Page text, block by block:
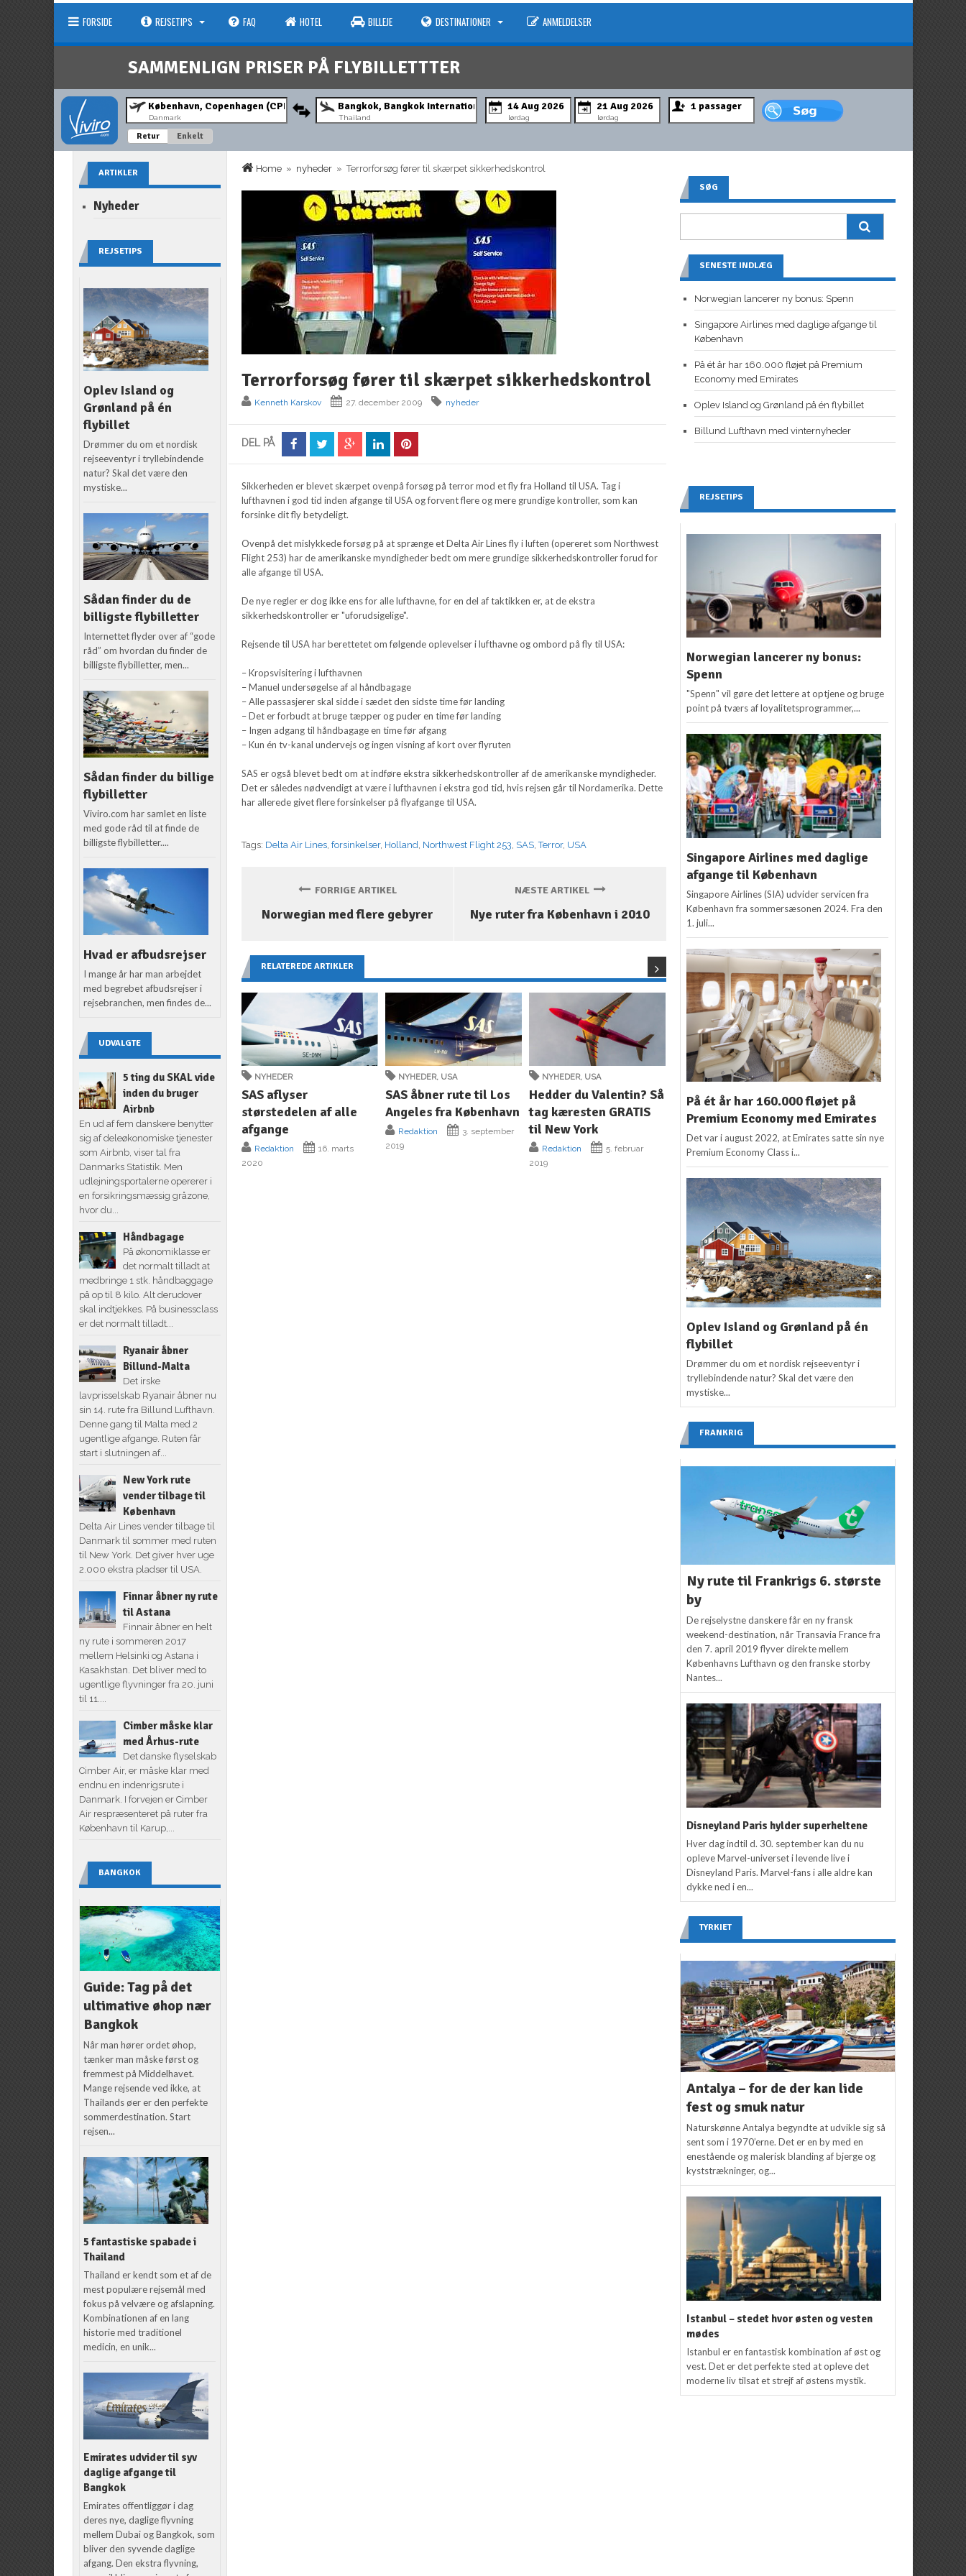
FORSIDE REJSETIPS FAQ HOTEL BILLEJE DESTINATIONER ANMELDELSER
SAMMENLIGN PRISER PÅ FLYBILLETTTER
Danmark Thailand lørdag lørdag
Retur Enkelt
Home » nyheder » Terrorforsøg fører til skærpet sikkerhedskontrol
Terrorforsøg fører til skærpet sikkerhedskontrol
Kenneth Karskov 27. december 2009 nyheder
DEL PÅ
Sikkerheden er blevet skærpet ovenpå forsøg på terror mod et fly fra Holland til USA. Tag i
lufthavnen i god tid inden afgange til USA og forvent flere og mere grundige kontroller, som kan
forsinke dit fly betydeligt.
Ovenpå det mislykkede forsøg på at sprænge et Delta Air Lines fly i luften (opereret som Northwest
Flight 253) har de amerikanske myndigheder bedt om mere grundige sikkerhedskontroller forud for
alle afgange til USA.
De nye regler er dog ikke ens for alle lufthavne, for en del af taktikken er, at de ekstra
sikkerhedskontroller er "uforudsigelige".
Rejsende til USA har berettetet om følgende oplevelser i lufthavne og ombord på fly til USA:
– Kropsvisitering i lufthavnen
– Manuel undersøgelse af al håndbagage
– Alle passasjerer skal sidde i sædet den sidste time før landing
– Det er forbudt at bruge tæpper og puder en time før landing
– Ingen adgang til håndbagage en time før afgang
– Kun én tv-kanal undervejs og ingen visning af kort over flyruten
SAS er også blevet bedt om at indføre ekstra sikkerhedskontroller af de amerikanske myndigheder.
Det er således nødvendigt at være i lufthavnen i ekstra god tid, hvis rejsen går til Nordamerika. Dette
har allerede givet flere forsinkelser på flyafgange til USA.
Tags: Delta Air Lines ,forsinkelser, Holland Northwest Flight 253 SAS ,Terror, USA
FORRIGE ARTIKEL
Norwegian med flere gebyrer
NÆSTE ARTIKEL
Nye ruter fra København i 2010
RELATEREDE ARTIKLER
NYHEDER
SAS aflyser
størstedelen af alle
afgange
Redaktion
16. marts
2020
NYHEDER, USA
SAS åbner rute til Los
Angeles fra København
Redaktion
3. september
2019
NYHEDER, USA
Hedder du Valentin? Så
tag kæresten GRATIS
til New York
Redaktion
5. februar
2019
NYHEDER
Kun i fire dage: 40
rabat på flybillettens
Redaktion
23. august
HONG KONG,
SAS åbner rute fra
København til Hong
ARTIKLER
Nyheder
REJSETIPS
Oplev Island og
Grønland på én
flybillet
Drømmer du om et nordisk
rejseeventyr i tryllebindende
natur? Skal det være den
mystiske...
Sådan finder du de
billigste flybilletter
Internettet flyder over af “gode
råd” om hvordan du finder de
billigste flybilletter, men...
Sådan finder du billige
flybilletter
Viviro.com har samlet en liste
med gode råd til at finde de
billigste flybilletter....
Hvad er afbudsrejser
I mange år har man arbejdet
med begrebet afbudsrejser i
rejsebranchen, men findes de...
UDVALGTE
5 ting du SKAL vide
inden du bruger
Airbnb
En ud af fem danskere benytter
sig af deleøkonomiske tjenester
som Airbnb, viser tal fra
Danmarks Statistik. Men
udlejningsportalerne opererer i
en forsikringsmæssig gråzone,
hvor du...
Håndbagage
På økonomiklasse er
det normalt tilladt at
medbringe 1 stk. håndbaggage
på op til 8 kilo. Alt derudover
skal indtjekkes. På businessclass
er det normalt tilladt...
Ryanair åbner
Billund-Malta
Det irske
lavprisselskab Ryanair åbner nu
sin 14. rute fra Billund Lufthavn.
Denne gang til Malta med 2
ugentlige afgange. Ruten får
start i slutningen af...
New York rute
vender tilbage til
København
Delta Air Lines vender tilbage til
Danmark til sommer med ruten
til New York. Det giver hver uge
2.000 ekstra pladser til USA.
Finnar åbner ny rute
til Astana
Finnair åbner en helt
ny rute i sommeren 2017
mellem Helsinki og Astana i
Kasakhstan. Det bliver med to
ugentlige flyvninger fra 20. juni
til 11....
Cimber måske klar
med Århus-rute
Det danske flyselskab
Cimber Air, er måske klar med
endnu en indenrigsrute i
Danmark. I forvejen er Cimber
Air respræsenteret på ruter fra
København til Karup,...
BANGKOK
Guide: Tag på det
ultimative øhop nær
Bangkok
Når man hører ordet øhop,
tænker man måske først og
fremmest på Middelhavet.
Mange rejsende ved ikke, at
Thailands øer er den perfekte
sommerdestination. Start
rejsen...
5 fantastiske spabade i
Thailand
Thailand er kendt som et af de
mest populære rejsemål med
fokus på velvære og afslapning.
Kombinationen af en lang
historie med traditionel
medicin, en unik...
Emirates udvider til syv
daglige afgange til
Bangkok
Emirates offentliggør i dag
deres nye, daglige flyvning
mellem Dubai og Bangkok, som
bliver den syvende daglige
afgang. Den ekstra flyvning,
SØG
SENESTE INDLÆG
Norwegian lancerer ny bonus: Spenn
Singapore Airlines med daglige afgange til
København
På ét år har 160.000 fløjet på Premium
Economy med Emirates
Oplev Island og Grønland på én flybillet
Billund Lufthavn med vinternyheder
REJSETIPS
Norwegian lancerer ny bonus:
Spenn
"Spenn" vil gøre det lettere at optjene og bruge
point på tværs af loyalitetsprogrammer,...
Singapore Airlines med daglige
afgange til København
Singapore Airlines (SIA) udvider servicen fra
København fra sommersæsonen 2024. Fra den
1. juli...
På ét år har 160.000 fløjet på
Premium Economy med Emirates
Det var i august 2022, at Emirates satte sin nye
Premium Economy Class i...
Oplev Island og Grønland på én
flybillet
Drømmer du om et nordisk rejseeventyr i
tryllebindende natur? Skal det være den
mystiske...
FRANKRIG
Ny rute til Frankrigs 6. største
by
De rejselystne danskere får en ny fransk
weekend-destination, når Transavia France fra
den 7. april 2019 flyver direkte mellem
Københavns Lufthavn og den franske storby
Nantes...
Disneyland Paris hylder superheltene
Hver dag indtil d. 30. september kan du nu
opleve Marvel-universet i levende live i
Disneyland Paris. Marvel-fans i alle aldre kan
dykke ned i en...
TYRKIET
Antalya – for de der kan lide
fest og smuk natur
Naturskønne Antalya begyndte at udvikle sig så
sent som i 1970’erne. Det er en by med en
enestående og malerisk blanding af bjerge og
kyststrækninger, og...
Istanbul – stedet hvor østen og vesten
mødes
Istanbul er en fantastisk kombination af øst og
vest. Det er det perfekte sted at opleve det
moderne liv tilsat et strejf af østens mystik.